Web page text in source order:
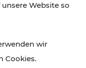
– viele
Website so
wir
Cookies.